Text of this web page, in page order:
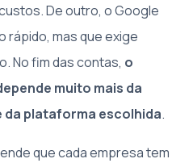
De outro, o Google
rápido, mas que exige
No fim das contas, o
muito mais da
plataforma escolhida.
que cada empresa tem